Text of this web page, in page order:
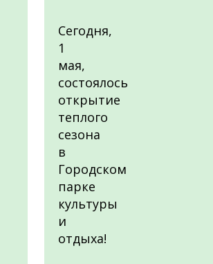
Сегодня,
1
мая,
состоялось
открытие
теплого
сезона
в
Городском
парке
культуры
и
отдыха!